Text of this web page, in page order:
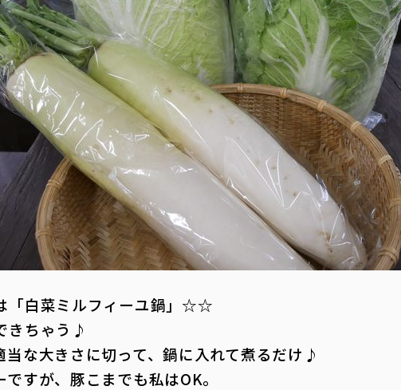
「白菜ミルフィーユ鍋」☆☆
きちゃう♪
当な大きさに切って、鍋に入れて煮るだけ♪
すが、豚こまでも私はOK。